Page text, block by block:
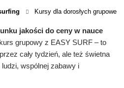
Kursy dla dorosłych grupowe
jakości do ceny w nauce
grupowy z EASY SURF – to
cały tydzień, ale też świetna
wspólnej zabawy i